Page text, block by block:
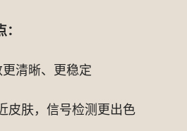
：
清晰、更稳定
皮肤，信号检测更出色